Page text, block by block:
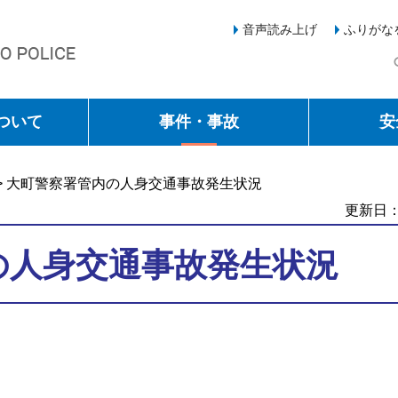
音声読み上げ ふりがな
いて 事件・事故
大町警察署管内の人身交通事故発生状況
更新日
身交通事故発生状況